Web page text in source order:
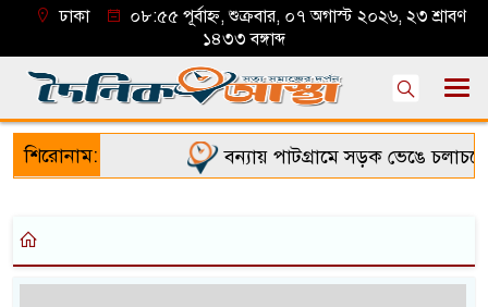
ঢাকা
০৮:৫৫ পূর্বাহ্ন, শুক্রবার, ০৭ অগাস্ট ২০২৬, ২৩ শ্রাবণ
১৪৩৩ বঙ্গাব্দ
শিরোনাম: বন্যায় পাটগ্রামে সড়ক ভেঙে চলাচলে